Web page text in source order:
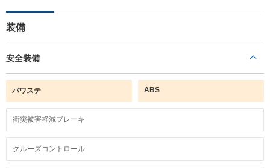
装備
安全装備
パワステ ABS
衝突被害軽減ブレーキ
クルーズコントロール